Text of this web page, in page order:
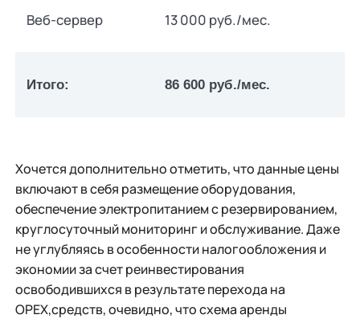
Веб-сервер 13 000 руб./мес.
Итого: 86 600 руб./мес.
Хочется дополнительно отметить, что данные цены
включают в себя размещение оборудования,
обеспечение электропитанием с резервированием,
круглосуточный мониторинг и обслуживание. Даже
не углубляясь в особенности налогообложения и
экономии за счет реинвестирования
освободившихся в результате перехода на
OPEX,средств, очевидно, что схема аренды